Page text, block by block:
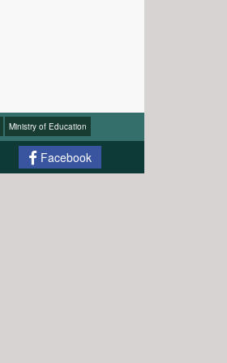
Ministry of Education
Facebook